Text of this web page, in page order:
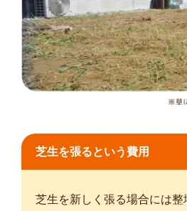
芝生を張るという費用
芝生を新しく張る場合には整